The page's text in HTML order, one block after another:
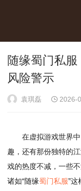
随缘蜀门私
风险警示
袁琪磊 2026-
在虚拟游戏世界
趣，还有那份独特的
戏的热度不减，一些
诸如“随缘蜀门私服”这